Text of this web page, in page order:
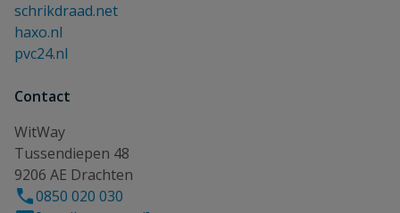
schrikdraad.net
haxo.nl
pvc24.nl
Contact
WitWay
Tussendiepen 48
9206 AE Drachten
0850 020 030